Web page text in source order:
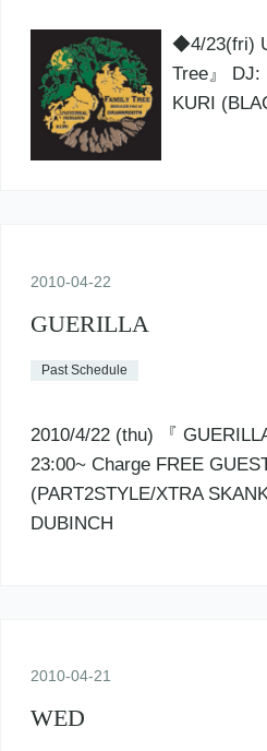
◆4/23(fri)
Tree』 DJ:
KURI
2010-04-22
GUERILLA
Past Schedule
2010/4/22 (thu) 『
23:00~ Charge FREE
(PART2STYLE/XTRA
DUBINCH
2010-04-21
WED